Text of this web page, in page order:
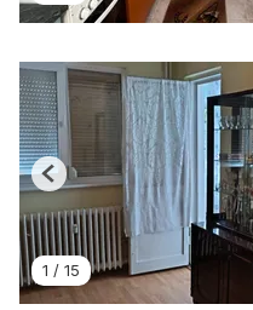
1 / 15
Previous